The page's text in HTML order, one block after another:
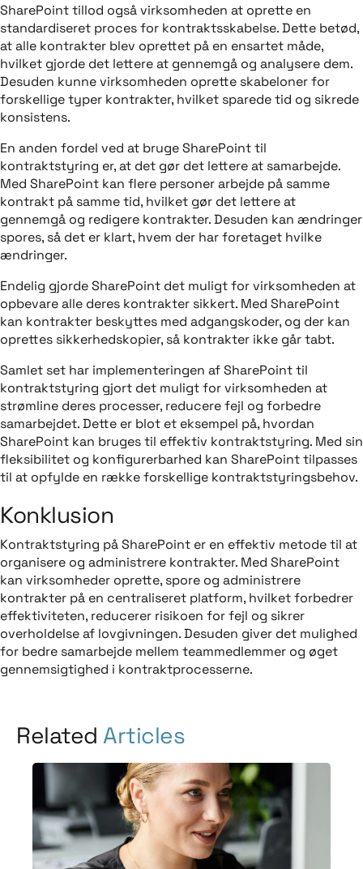
SharePoint tillod også virksomheden at oprette en
standardiseret proces for kontraktsskabelse. Dette betød,
at alle kontrakter blev oprettet på en ensartet måde,
hvilket gjorde det lettere at gennemgå og analysere dem.
Desuden kunne virksomheden oprette skabeloner for
forskellige typer kontrakter, hvilket sparede tid og sikrede
konsistens.
En anden fordel ved at bruge SharePoint til
kontraktstyring er, at det gør det lettere at samarbejde.
Med SharePoint kan flere personer arbejde på samme
kontrakt på samme tid, hvilket gør det lettere at
gennemgå og redigere kontrakter. Desuden kan ændringer
spores, så det er klart, hvem der har foretaget hvilke
ændringer.
Endelig gjorde SharePoint det muligt for virksomheden at
opbevare alle deres kontrakter sikkert. Med SharePoint
kan kontrakter beskyttes med adgangskoder, og der kan
oprettes sikkerhedskopier, så kontrakter ikke går tabt.
Samlet set har implementeringen af SharePoint til
kontraktstyring gjort det muligt for virksomheden at
strømline deres processer, reducere fejl og forbedre
samarbejdet. Dette er blot et eksempel på, hvordan
SharePoint kan bruges til effektiv kontraktstyring. Med sin
fleksibilitet og konfigurerbarhed kan SharePoint tilpasses
til at opfylde en række forskellige kontraktstyringsbehov.
Konklusion
Kontraktstyring på SharePoint er en effektiv metode til at
organisere og administrere kontrakter. Med SharePoint
kan virksomheder oprette, spore og administrere
kontrakter på en centraliseret platform, hvilket forbedrer
effektiviteten, reducerer risikoen for fejl og sikrer
overholdelse af lovgivningen. Desuden giver det mulighed
for bedre samarbejde mellem teammedlemmer og øget
gennemsigtighed i kontraktprocesserne.
Related Articles